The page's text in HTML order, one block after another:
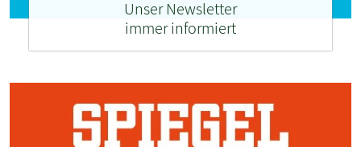
Unser Newsletter
immer informiert